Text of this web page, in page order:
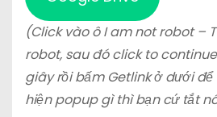
(Click vào ô I am not robot –
robot, sau đó click to
giây rồi bấm Getlink ở dưới để
hiện popup gì thì bạn cứ tắt